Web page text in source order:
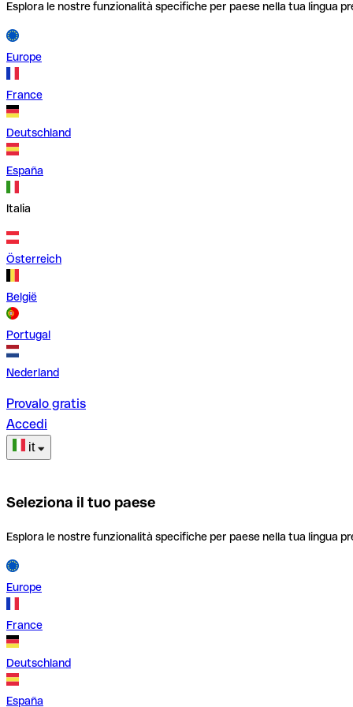
Esplora le nostre funzionalità specifiche per paese nella tua lingua
Europe
France
Deutschland
España
Italia
Österreich
België
Portugal
Nederland
Provalo gratis
Accedi
it
Seleziona il tuo paese
Esplora le nostre funzionalità specifiche per paese nella tua lingua
Europe
France
Deutschland
España